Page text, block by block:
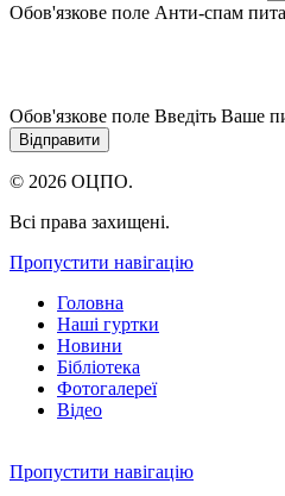
Обов'язкове поле Анти-спам
Обов'язкове поле Введіть Ваше
© 2026 ОЦПО.
Всі права захищені.
Пропустити навігацію
Головна
Наші гуртки
Новини
Бібліотека
Фотогалереї
Відео
Пропустити навігацію